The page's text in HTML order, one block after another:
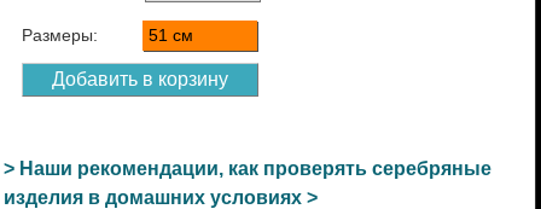
Размеры: 51 см
> Наши рекомендации, как проверять серебряные
изделия в домашних условиях >